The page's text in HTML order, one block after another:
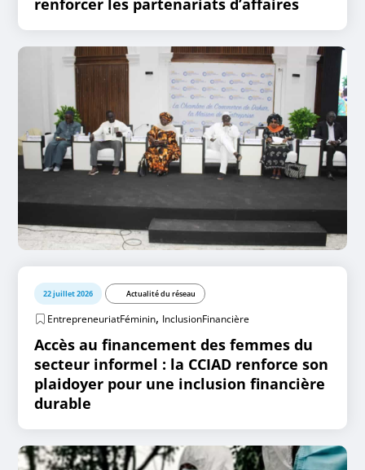
renforcer les partenariats d’affaires
22 juillet 2026 Actualité du réseau
EntrepreneuriatFéminin, InclusionFinancière
Accès au financement des femmes du
secteur informel : la CCIAD renforce son
plaidoyer pour une inclusion financière
durable